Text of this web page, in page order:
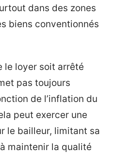
dans des zones
biens conventionnés
le loyer soit arrêté
pas toujours
de l’inflation du
peut exercer une
le bailleur, limitant sa
maintenir la qualité